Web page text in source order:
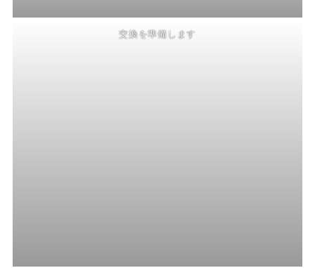
交換を準備します